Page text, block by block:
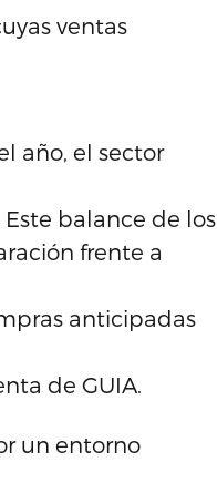
ventas
año, el sector
balance de los
frente a
anticipadas
de GUIA.
un entorno